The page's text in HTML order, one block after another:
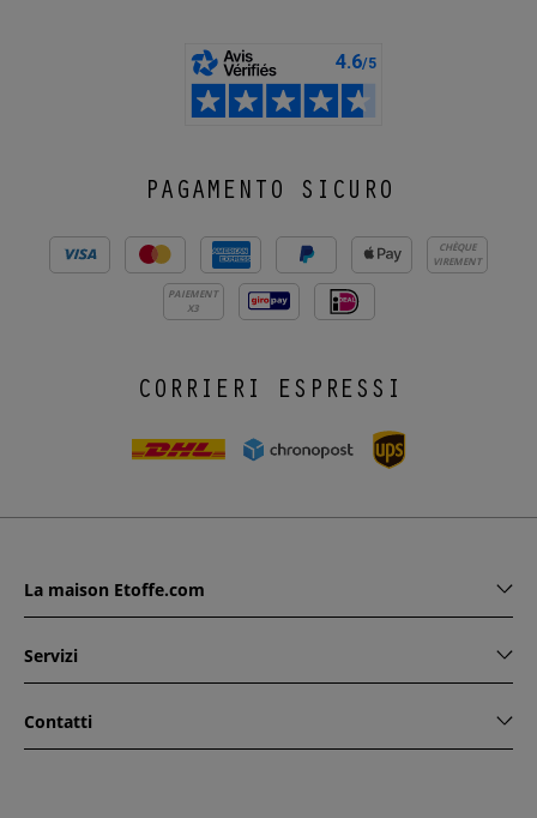
PAGAMENTO SICURO
CHÈQUE
VIREMENT
PAIEMENT
X3
CORRIERI ESPRESSI
La maison Etoffe.com
Servizi
Contatti